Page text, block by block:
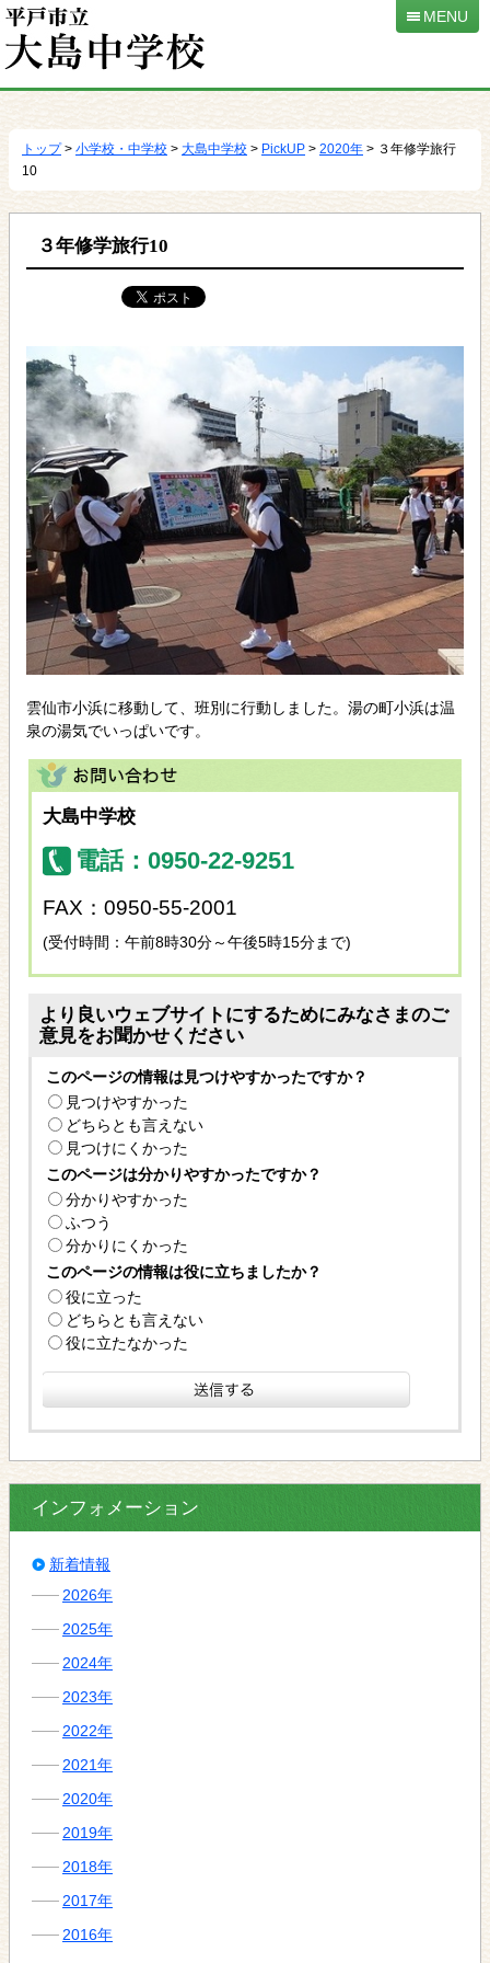
動
MENU
トップ> 小学校・中学校 > 大島中学校 > PickUP > 2020年 > ３年修学旅行
10
３年修学旅行10
雲仙市小浜に移動して、班別に行動しました。湯の町小浜は温
泉の湯気でいっぱいです。
大島中学校
電話：0950-22-9251
FAX：0950-55-2001
(受付時間：午前8時30分～午後5時15分まで)
より良いウェブサイトにするためにみなさまのご
意見をお聞かせください
このページの情報は見つけやすかったですか？
見つけやすかった
どちらとも言えない
見つけにくかった
このページは分かりやすかったですか？
分かりやすかった
ふつう
分かりにくかった
このページの情報は役に立ちましたか？
役に立った
どちらとも言えない
役に立たなかった
インフォメーション
新着情報
2026年
2025年
2024年
2023年
2022年
2021年
2020年
2019年
2018年
2017年
2016年